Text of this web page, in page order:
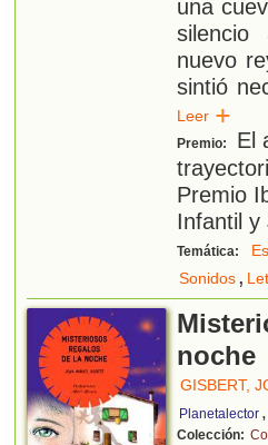
una
silencio
nuevo
sintió
Leer
Premio:
El
Premio
Infantil y
Temática:
Sonidos,
noche
GISBERT,
Planetalector
Colección: